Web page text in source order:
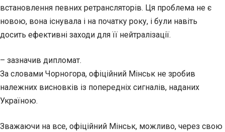
встановлення певних ретрансляторів. Ця проблема не є
новою, вона існувала і на початку року, і були навіть
досить ефективні заходи для її нейтралізації.
– зазначив дипломат.
За словами Чорногора, офіційний Мінськ не зробив
належних висновків із попередніх сигналів, наданих
Україною.
Зважаючи на все, офіційний Мінськ, можливо, через свою